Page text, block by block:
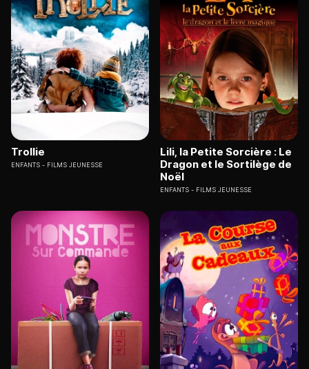
Trollie
ENFANTS FILMS JEUNESSE
Lili, la Petite Sorcière : Le
Dragon et le Sortilège de
Noël
ENFANTS FILMS JEUNESSE